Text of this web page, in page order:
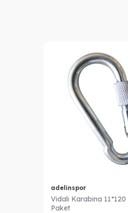
adelinspor
Vidalı Karabina 11*120
Paket